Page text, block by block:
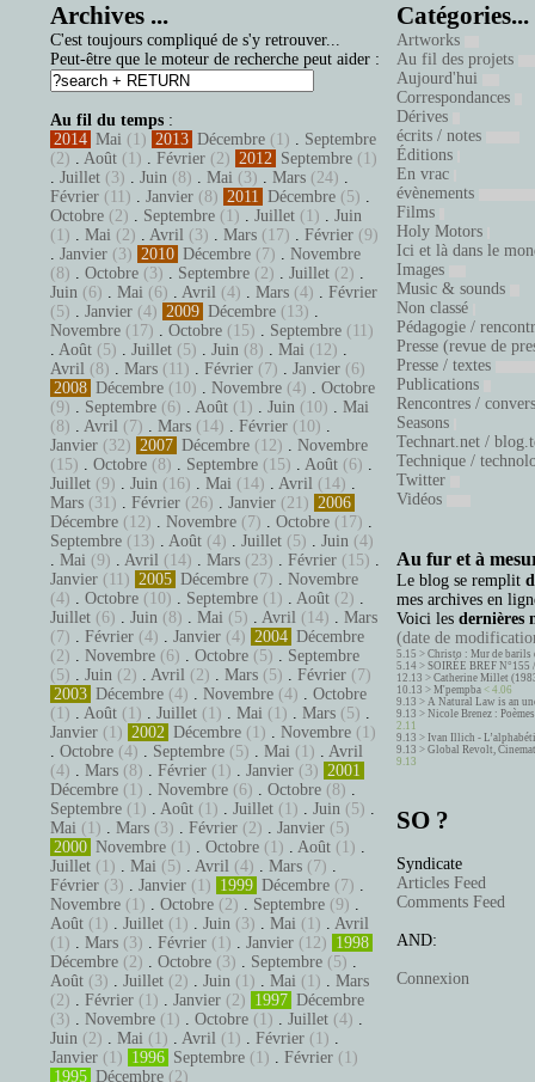
Archives ...
C'est toujours compliqué de s'y retrouver...
Peut-être que le moteur de recherche peut aider :
Au fil du temps :
2014 Mai (1) 2013 Décembre (1) . Septembre
(2) . Août (1) . Février (2) 2012 Septembre (1)
. Juillet (3) . Juin (8) . Mai (3) . Mars (24) .
Février (11) . Janvier (8) 2011 Décembre (5) .
Octobre (2) . Septembre (1) . Juillet (1) . Juin
(1) . Mai (2) . Avril (3) . Mars (17) . Février (9)
. Janvier (3) 2010 Décembre (7) . Novembre
(8) . Octobre (3) . Septembre (2) . Juillet (2) .
Juin (6) . Mai (6) . Avril (4) . Mars (4) . Février
(5) . Janvier (4) 2009 Décembre (13) .
Novembre (17) . Octobre (15) . Septembre (11)
. Août (5) . Juillet (5) . Juin (8) . Mai (12) .
Avril (8) . Mars (11) . Février (7) . Janvier (6)
2008 Décembre (10) . Novembre (4) . Octobre
(9) . Septembre (6) . Août (1) . Juin (10) . Mai
(8) . Avril (7) . Mars (14) . Février (10) .
Janvier (32) 2007 Décembre (12) . Novembre
(15) . Octobre (8) . Septembre (15) . Août (6) .
Juillet (9) . Juin (16) . Mai (14) . Avril (14) .
Mars (31) . Février (26) . Janvier (21) 2006
Décembre (12) . Novembre (7) . Octobre (17) .
Septembre (13) . Août (4) . Juillet (5) . Juin (4)
. Mai (9) . Avril (14) . Mars (23) . Février (15) .
Janvier (11) 2005 Décembre (7) . Novembre
(4) . Octobre (10) . Septembre (1) . Août (2) .
Juillet (6) . Juin (8) . Mai (5) . Avril (14) . Mars
(7) . Février (4) . Janvier (4) 2004 Décembre
(2) . Novembre (6) . Octobre (5) . Septembre
(5) . Juin (2) . Avril (2) . Mars (5) . Février (7)
2003 Décembre (4) . Novembre (4) . Octobre
(1) . Août (1) . Juillet (1) . Mai (1) . Mars (5) .
Janvier (1) 2002 Décembre (1) . Novembre (1)
. Octobre (4) . Septembre (5) . Mai (1) . Avril
(4) . Mars (8) . Février (1) . Janvier (3) 2001
Décembre (1) . Novembre (6) . Octobre (8) .
Septembre (1) . Août (1) . Juillet (1) . Juin (5) .
Mai (1) . Mars (3) . Février (2) . Janvier (5)
2000 Novembre (1) . Octobre (1) . Août (1) .
Juillet (1) . Mai (5) . Avril (4) . Mars (7) .
Février (3) . Janvier (1) 1999 Décembre (7) .
Novembre (1) . Octobre (2) . Septembre (9) .
Août (1) . Juillet (1) . Juin (3) . Mai (1) . Avril
(1) . Mars (3) . Février (1) . Janvier (12) 1998
Décembre (2) . Octobre (3) . Septembre (5) .
Août (3) . Juillet (2) . Juin (1) . Mai (1) . Mars
(2) . Février (1) . Janvier (2) 1997 Décembre
(3) . Novembre (1) . Octobre (1) . Juillet (4) .
Juin (2) . Mai (1) . Avril (1) . Février (1) .
Janvier (1) 1996 Septembre (1) . Février (1)
1995 Décembre (2)
Catégories...
Artworks
Au fil des projets
Aujourd'hui
Correspondances
Dérives
écrits / notes
Éditions
En vrac
évènements
Films
Holy Motors
Ici et là dans le
Images
Music & sounds
Non classé
Pédagogie /
Presse (revue de
Presse / textes
Publications
Rencontres /
Seasons
Technart.net /
Technique /
Twitter
Vidéos
Au fur et à
Le blog se remplit
mes archives en
Voici les dernières
(date de
5.15 > Christo : Mur de barils
5.14 > SOIRÉE BREF
12.13 > Catherine Millet
10.13 > M'pempba < 4.06
9.13 > A Natural Law is an
9.13 > Nicole Brenez :
2.11
9.13 > Ivan Illich -
9.13 > Global Revolt,
9.13
SO ?
Syndicate
Articles Feed
Comments Feed
AND:
Connexion